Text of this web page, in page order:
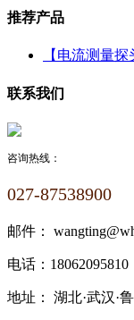
推荐产品
【电流测量
联系我们
咨询热线：
027-87538900
邮件：
电话： 18062095810
地址： 湖北·武汉·